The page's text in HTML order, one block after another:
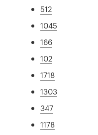
512
1045
166
102
1718
1303
347
1178